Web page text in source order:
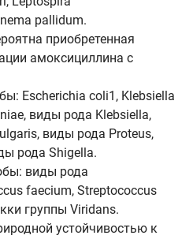
pallidum.
приобретенная
амоксициллина с
Escherichia coli1, Klebsiella
виды рода Klebsiella,
виды рода Proteus,
рода Shigella.
виды рода
faecium, Streptococcus
группы Viridans.
устойчивостью к